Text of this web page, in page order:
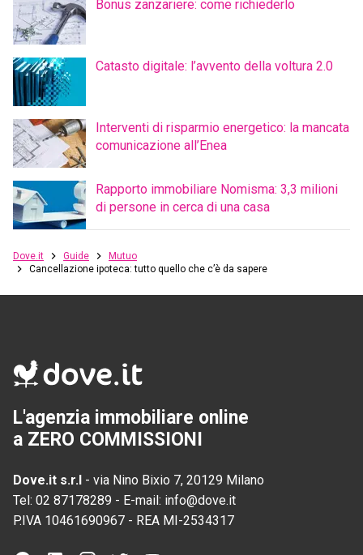
Bonus zanzariere: come richiederlo
Catasto digitale: l’avvento della voltura 2.0
Interventi di risparmio energetico: la mancata
comunicazione all’Enea
Rapporto immobiliare Nomisma: 3,3 milioni
di persone in cerca di una casa
Dove.it Guide
Mutuo
Cancellazione ipoteca: tutto quello che c’è da sapere
L'agenzia immobiliare online
a ZERO COMMISSIONI
Dove.it s.r.l - via Nino Bixio 7, 20129 Milano
Tel: 02 87178289 - E-mail: info@dove.it
P.IVA 10461690967 - REA MI-2534317